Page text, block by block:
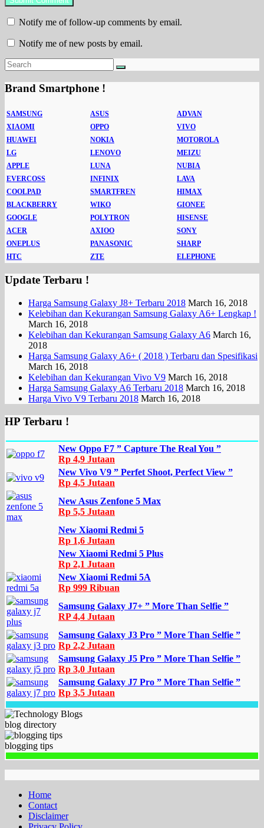
Notify me of follow-up comments by email.
Notify me of new posts by email.
Brand Smartphone !
SAMSUNG ASUS
ADVAN
XIAOMI
OPPO
VIVO
HUAWEI
NOKIA
MOTOROLA
LG
LENOVO
MEIZU
APPLE
LUNA
NUBIA
EVERCOSS
INFINIX
LAVA
COOLPAD
SMARTFREN
HIMAX
BLACKBERRY
WIKO
GIONEE
GOOGLE
POLYTRON
HISENSE
ACER
AXIOO
SONY
ONEPLUS
PANASONIC
SHARP
HTC
ZTE ELEPHONE
Update Terbaru !
Harga Samsung Galaxy J8+ Terbaru 2018 March 16, 2018
Kelebihan dan Kekurangan Samsung Galaxy A6+ Lengkap !
March 16, 2018
Kelebihan dan Kekurangan Samsung Galaxy A6 March 16,
2018
Harga Samsung Galaxy A6+ ( 2018 ) Terbaru dan Spesifikasi
March 16, 2018
Kelebihan dan Kekurangan Vivo V9 March 16, 2018
Harga Samsung Galaxy A6 Terbaru 2018 March 16, 2018
Harga Vivo V9 Terbaru 2018 March 16, 2018
HP Terbaru !
New Oppo F7 ” Capture The Real You ”
Rp 4,9 Jutaan
New Vivo V9 ” Perfet Shoot, Perfect View ”
Rp 4,5 Jutaan
New Asus Zenfone 5 Max
Rp 5,5 Jutaan
New Xiaomi Redmi 5
Rp 1,6 Jutaan
New Xiaomi Redmi 5 Plus
Rp 2,1 Jutaan
New Xiaomi Redmi 5A
Rp 999 Ribuan
Samsung Galaxy J7+ ” More Than Selfie ”
RP 4,4 Jutaan
Samsung Galaxy J3 Pro ” More Than Selfie ”
Rp 2,2 Jutaan
Samsung Galaxy J5 Pro ” More Than Selfie ”
Rp 3,0 Jutaan
Samsung Galaxy J7 Pro ” More Than Selfie ”
Rp 3,5 Jutaan
blog directory
blogging tips
Home
Contact
Disclaimer